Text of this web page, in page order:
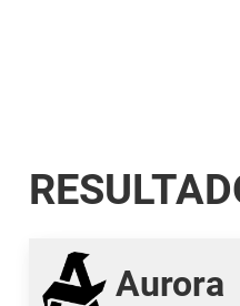
Aurora